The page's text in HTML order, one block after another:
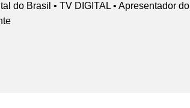
do Brasil • TV DIGITAL • Apresentador do